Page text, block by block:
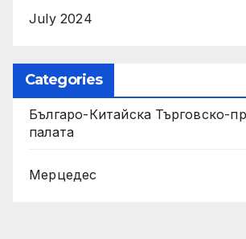
July 2024
Categories
Българо-Китайска Търговско-
палaта
Мерцедес